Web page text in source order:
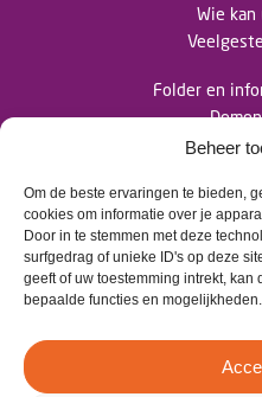
Beheer
Om de beste ervaringen te bieden,
cookies om informatie over je
Door in te stemmen met deze
surfgedrag of unieke ID's op deze
geeft of uw toestemming intrekt,
bepaalde functies en mogelijkheden.
Wie kan
Folder en
>
>